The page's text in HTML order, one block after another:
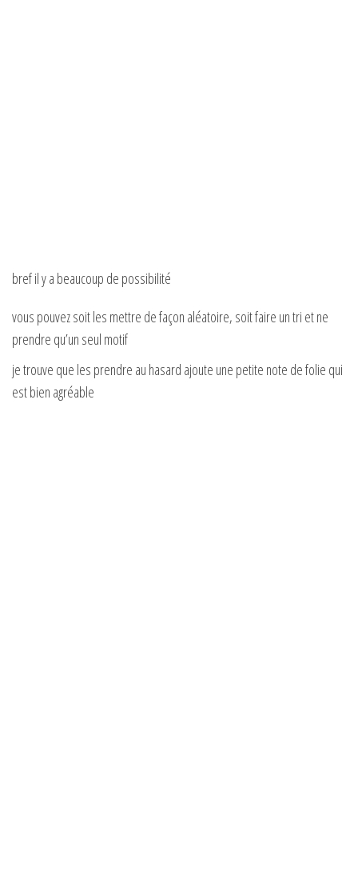
bref il y a beaucoup de possibilité
vous pouvez soit les mettre de façon aléatoire, soit faire un tri et ne
prendre qu’un seul motif
je trouve que les prendre au hasard ajoute une petite note de folie qui
est bien agréable